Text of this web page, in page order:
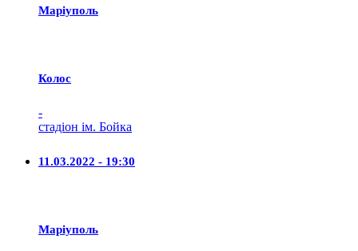
Маріуполь
Колос
-
стадіон ім. Бойка
11.03.2022 - 19:30
Маріуполь